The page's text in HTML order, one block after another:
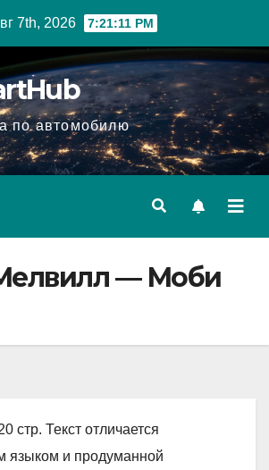
7th, 2026 7:21:12 PM
по автомобилю
— Моби
стр. Текст отличается
языком и продуманной